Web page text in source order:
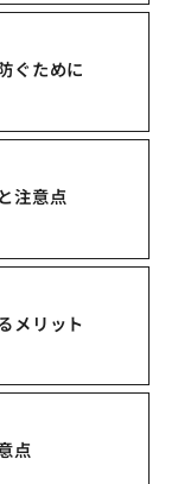
ぐために
注意点
メリット
点